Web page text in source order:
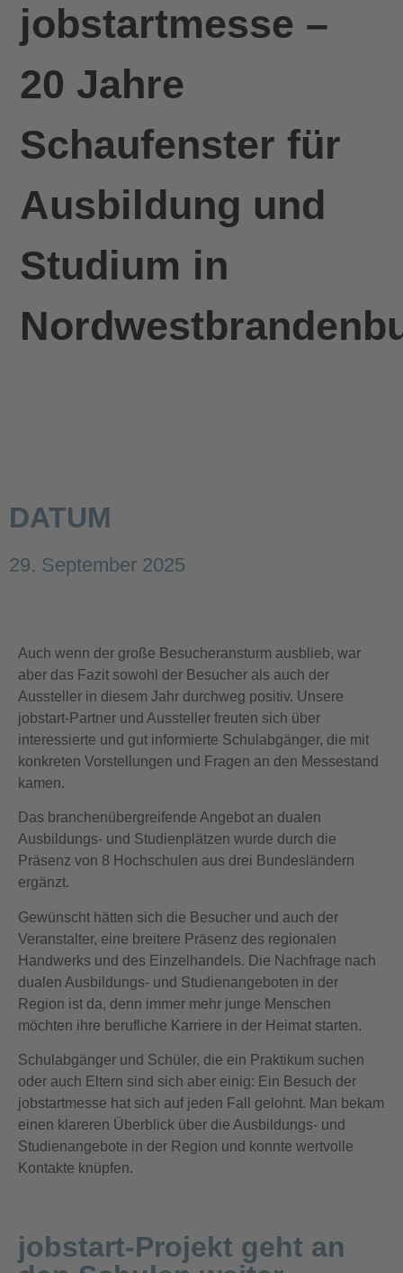
jobstartmesse –
20 Jahre
Schaufenster für
Ausbildung und
Studium in
DATUM
29. September 2025
Auch wenn der große Besucheransturm ausblieb, war
aber das Fazit sowohl der Besucher als auch der
Aussteller in diesem Jahr durchweg positiv. Unsere
jobstart-Partner und Aussteller freuten sich über
interessierte und gut informierte Schulabgänger, die mit
konkreten Vorstellungen und Fragen an den Messestand
kamen.
Das branchenübergreifende Angebot an dualen
Ausbildungs- und Studienplätzen wurde durch die
Präsenz von 8 Hochschulen aus drei Bundesländern
ergänzt.
Gewünscht hätten sich die Besucher und auch der
Veranstalter, eine breitere Präsenz des regionalen
Handwerks und des Einzelhandels. Die Nachfrage nach
dualen Ausbildungs- und Studienangeboten in der
Region ist da, denn immer mehr junge Menschen
möchten ihre berufliche Karriere in der Heimat starten.
Schulabgänger und Schüler, die ein Praktikum suchen
oder auch Eltern sind sich aber einig: Ein Besuch der
jobstartmesse hat sich auf jeden Fall gelohnt. Man bekam
einen klareren Überblick über die Ausbildungs- und
Studienangebote in der Region und konnte wertvolle
Kontakte knüpfen.
jobstart-Projekt geht an